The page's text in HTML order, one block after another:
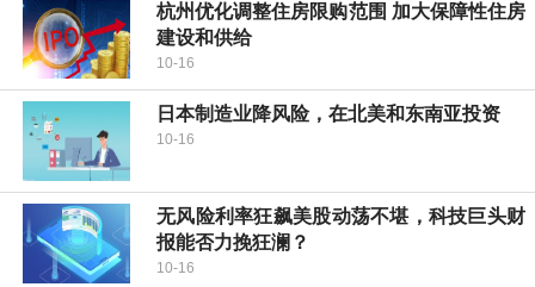
杭州优化调整住房限购范围 加大保障性住房
建设和供给
10-16
日本制造业降风险，在北美和东南亚投资
10-16
无风险利率狂飙美股动荡不堪，科技巨头财
报能否力挽狂澜？
10-16